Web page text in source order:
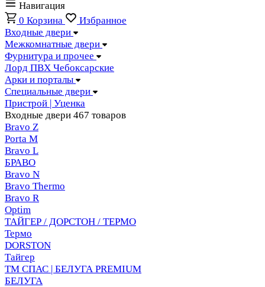
Навигация
0 Корзина
Избранное
Входные двери
Межкомнатные двери
Фурнитура и прочее
Лорд ПВХ Чебоксарские
Арки и порталы
Специальные двери
Пристрой | Уценка
Входные двери 467 товаров
Bravo Z
Porta М
Bravo L
БРАВО
Bravo N
Bravo Thermo
Bravo R
Optim
ТАЙГЕР / ДОРСТОН / ТЕРМО
Термо
DORSTON
Тайгер
ТМ СПАС | БЕЛУГА PREMIUM
БЕЛУГА